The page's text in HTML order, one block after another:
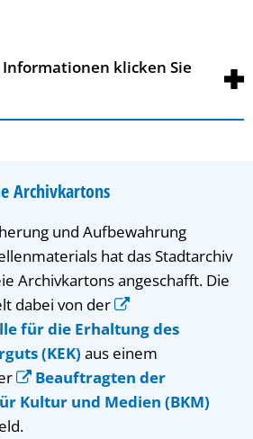
klicken Sie
Archivkartons
und Aufbewahrung
hat das Stadtarchiv
Archivkartons angeschafft. Die
dabei von der
für die Erhaltung des
(KEK) aus einem
Beauftragten der
Kultur und Medien (BKM)